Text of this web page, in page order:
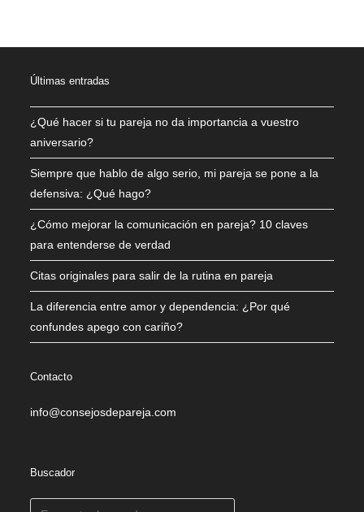
Últimas entradas
¿Qué hacer si tu pareja no da importancia a vuestro
aniversario?
Siempre que hablo de algo serio, mi pareja se pone a la
defensiva: ¿Qué hago?
¿Cómo mejorar la comunicación en pareja? 10 claves
para entenderse de verdad
Citas originales para salir de la rutina en pareja
La diferencia entre amor y dependencia: ¿Por qué
confundes apego con cariño?
Contacto
info@consejosdepareja.com
Buscador